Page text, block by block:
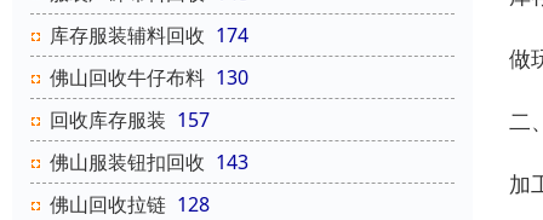
库存服装辅料回收 174
佛山回收牛仔布料 130
回收库存服装 157
佛山服装钮扣回收 143
佛山回收拉链 128
做
二
加